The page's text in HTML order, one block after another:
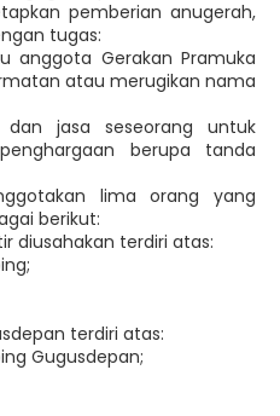
pemberian anugerah,
tugas:
anggota Gerakan Pramuka
atau merugikan nama
dan jasa seseorang untuk
berupa tanda
lima orang yang
berikut:
diusahakan terdiri atas:
terdiri atas:
Gugusdepan;